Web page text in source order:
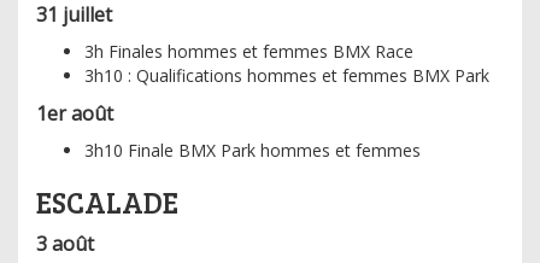
31 juillet
3h Finales hommes et femmes BMX Race
3h10 : Qualifications hommes et femmes BMX Park
1er août
3h10 Finale BMX Park hommes et femmes
ESCALADE
3 août